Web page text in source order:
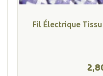
Fil Électrique